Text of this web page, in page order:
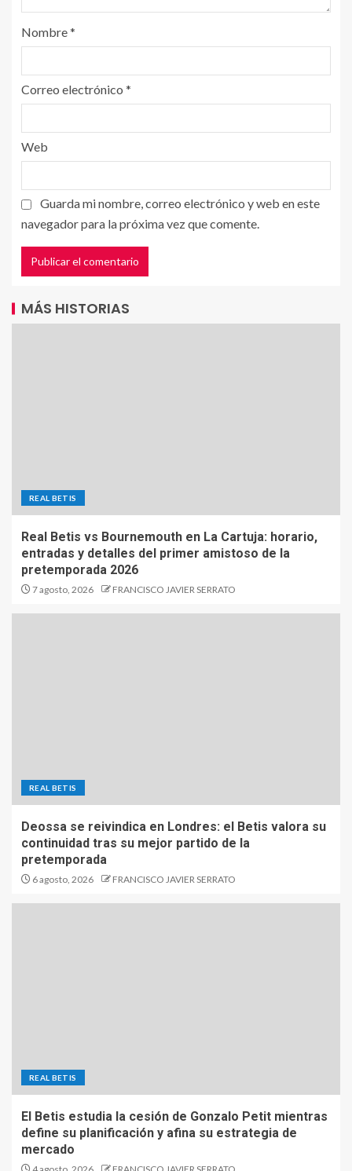
Nombre*
Correo electrónico *
Web
Guarda mi nombre, correo electrónico y web en este
navegador para la próxima vez que comente.
MÁS HISTORIAS
REAL BETIS
Real Betis vs Bournemouth en La Cartuja: horario,
entradas y detalles del primer amistoso de la
pretemporada 2026
7 agosto, 2026 FRANCISCO JAVIER SERRATO
REAL BETIS
Deossa se reivindica en Londres: el Betis valora su
continuidad tras su mejor partido de la
pretemporada
6 agosto, 2026 FRANCISCO JAVIER SERRATO
REAL BETIS
El Betis estudia la cesión de Gonzalo Petit mientras
define su planificación y afina su estrategia de
mercado